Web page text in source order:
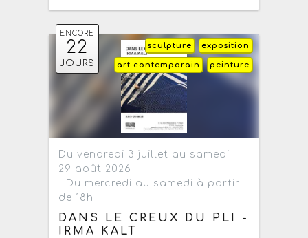
ENCORE
22
JOURS
exposition
sculpture
peinture
art contemporain
Du vendredi 3 juillet au samedi
29 août 2026
- Du mercredi au samedi à partir
de 18h
DANS LE CREUX DU PLI -
IRMA KALT